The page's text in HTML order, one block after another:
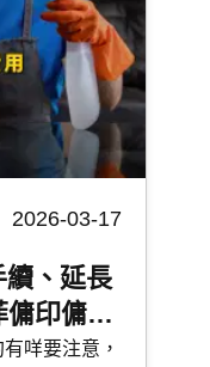
2026-03-17
續、延長
印傭懶
咩要注意，